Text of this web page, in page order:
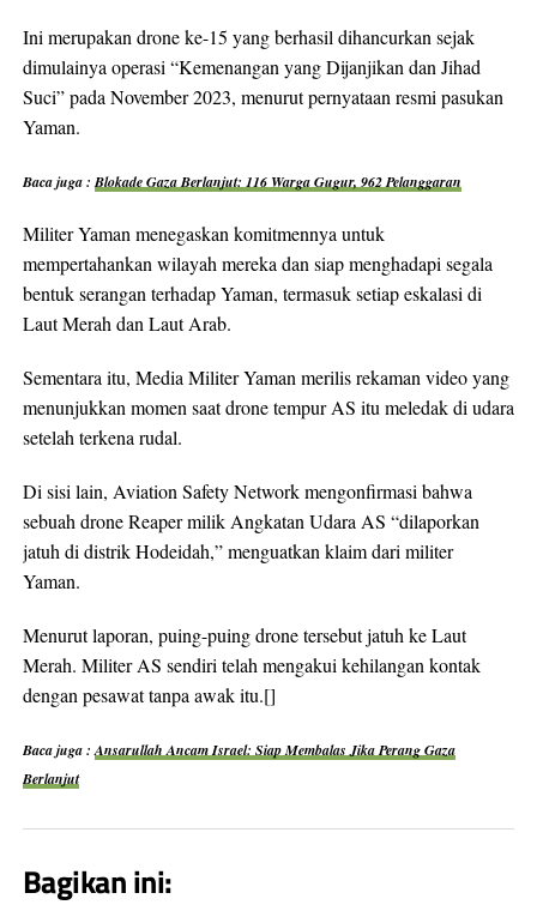
Ini merupakan drone ke-15 yang berhasil dihancurkan sejak
dimulainya operasi “Kemenangan yang Dijanjikan dan Jihad
Suci” pada November 2023, menurut pernyataan resmi pasukan
Yaman.
Baca juga :Blokade Gaza Berlanjut: 116 Warga Gugur, 962 Pelanggaran
Militer Yaman menegaskan komitmennya untuk
mempertahankan wilayah mereka dan siap menghadapi segala
bentuk serangan terhadap Yaman, termasuk setiap eskalasi di
Laut Merah dan Laut Arab.
Sementara itu, Media Militer Yaman merilis rekaman video yang
menunjukkan momen saat drone tempur AS itu meledak di udara
setelah terkena rudal.
Di sisi lain, Aviation Safety Network mengonfirmasi bahwa
sebuah drone Reaper milik Angkatan Udara AS “dilaporkan
jatuh di distrik Hodeidah,” menguatkan klaim dari militer
Yaman.
Menurut laporan, puing-puing drone tersebut jatuh ke Laut
Merah. Militer AS sendiri telah mengakui kehilangan kontak
dengan pesawat tanpa awak itu.[]
Baca juga :Ansarullah Ancam Israel: Siap Membalas Jika Perang Gaza
Berlanjut
Bagikan ini: